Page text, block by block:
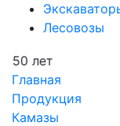
Лесовозы
Предыдущий
Следующий
Главная
Продукция
Камазы